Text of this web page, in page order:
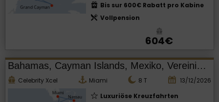
Bis sur 600€ Rabatt pro Kabine
Vollpension
604€
Bahamas, Cayman Islands, Mexiko, Vereinigte Staaten von Amerika
Celebrity Xcel Miami 8 T
13/12/2026
Luxuriöse Kreuzfahrten